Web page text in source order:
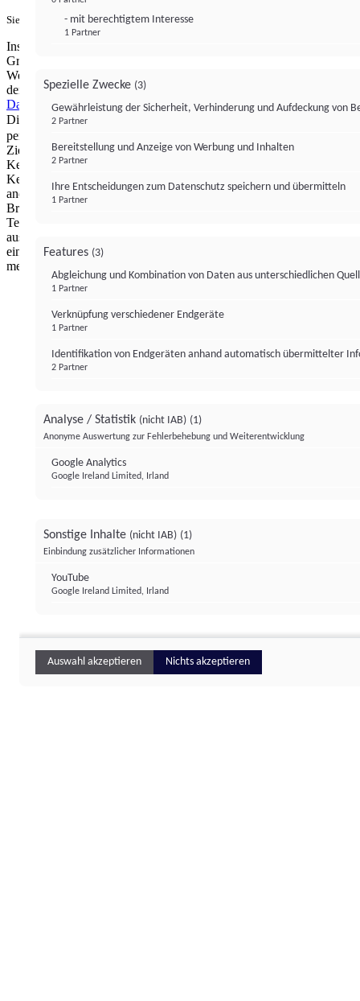
Sie haben ein PUR-Abo?Hier anmelden.
Institutional Money mit Werbung: Wir nutzen aus wirtschaftlichen
Gründen die Möglichkeit, unsere Webseite Dritten als digitalen
Werbeplatz zur Verfügung zu stellen. Über Verarbeitungen, die in
der Verantwortung von uns liegen, können Sie sich in unserer
Datenschutzerklärungnäher informieren.Zur Bereitstellung unserer
Dienste nutzen wir Technologien von
personalisierte Werbung, Messung von Werbeleistung und
Zielgruppenforschung. Cookies, Endgeräte- oder ähnliche Online-
Kennungen (z. B. login-basierte Kennungen, zufällig generierte
Kennungen, netzwerkbasierte Kennungen) können zusammen mit
anderen Informationen (z. B. Browsertyp und
Browserinformationen, Sprache, Bildschirmgröße, unterstützte
Technologien usw.) auf Ihrem Endgerät gespeichert oder von dort
ausgelesen werden, um es jedes Mal wiederzuerkennen, wenn es
eine App oder einer Webseite aufruft. Dies geschieht für einen oder
mehrere der hier aufgeführten Verarbeitungszwecke.
- mit berechtigtem Interesse
1 Partner
Spezielle Zwecke (3)
Gewährleistung der Sicherheit, Verhinderung und Aufdeckung von
2 Partner
Bereitstellung und Anzeige von Werbung und Inhalten
2 Partner
Ihre Entscheidungen zum Datenschutz speichern und übermitteln
1 Partner
Features (3)
Abgleichung und Kombination von Daten aus unterschiedlichen
1 Partner
Verknüpfung verschiedener Endgeräte
1 Partner
Identifikation von Endgeräten anhand automatisch übermittelter
2 Partner
Analyse / Statistik (nicht IAB) (1)
Anonyme Auswertung zur Fehlerbehebung und Weiterentwicklung
Google Analytics
Google Ireland Limited, Irland
Sonstige Inhalte (nicht IAB) (1)
Einbindung zusätzlicher Informationen
YouTube
Google Ireland Limited, Irland
Auswahl akzeptieren Nichts akzeptieren
Institutional Money
ImpressumDatenschutzerklärung